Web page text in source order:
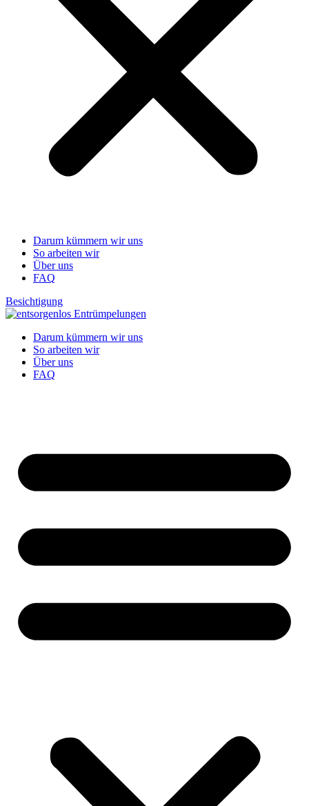
Darum kümmern wir uns
So arbeiten wir
Über uns
FAQ
Besichtigung
Darum kümmern wir uns
So arbeiten wir
Über uns
FAQ